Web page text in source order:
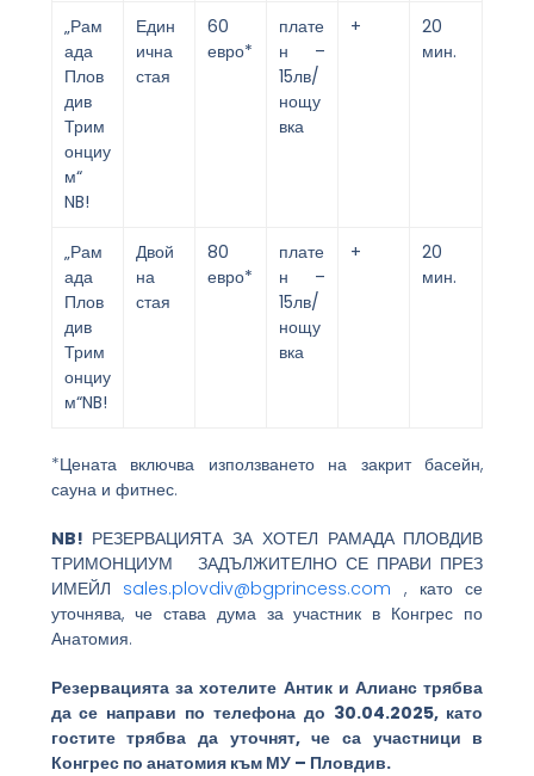
„Рам
ада
Плов
див
Трим
онциу
м“
NB!
Един
ична
стая
60
евро*
плате
н –
15лв/
нощу
вка
+
20
мин.
„Рам
ада
Плов
див
Трим
онциу
м“NB!
Двой
на
стая
80
евро*
плате
н –
15лв/
нощу
вка
+
20
мин.
*Цената включва използването на закрит басейн,
сауна и фитнес.
NB! РЕЗЕРВАЦИЯТА ЗА ХОТЕЛ РАМАДА ПЛОВДИВ
ТРИМОНЦИУМ ЗАДЪЛЖИТЕЛНО СЕ ПРАВИ ПРЕЗ
ИМЕЙЛ sales.plovdiv@bgprincess.com , като се
уточнява, че става дума за участник в Конгрес по
Анатомия.
Резервацията за хотелите Антик и Алианс трябва
да се направи по телефона до 30.04.2025, като
гостите трябва да уточнят, че са участници в
Конгрес по анатомия към МУ – Пловдив.